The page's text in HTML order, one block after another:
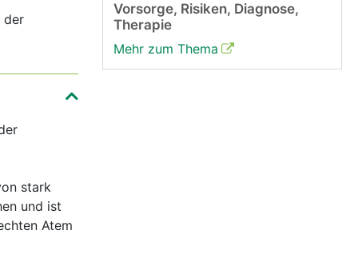
der
stark
und ist
Atem
Vorsorge, Risiken, Diagnose,
Therapie
Mehr zum Thema